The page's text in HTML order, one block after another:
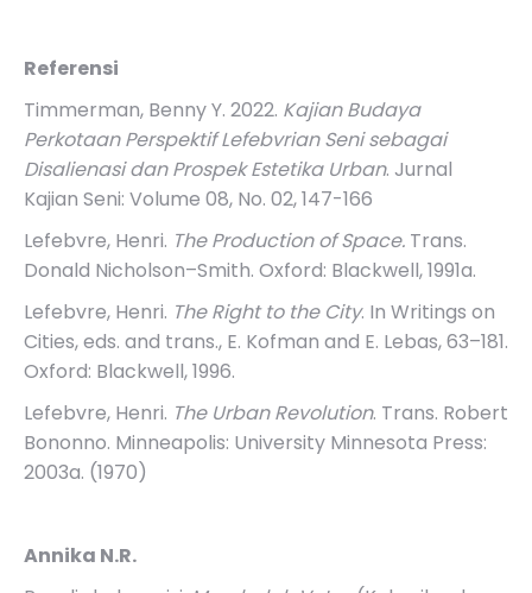
Referensi
Timmerman, Benny Y. 2022. Kajian Budaya
Perkotaan Perspektif Lefebvrian Seni sebagai
Disalienasi dan Prospek Estetika Urban. Jurnal
Kajian Seni: Volume 08, No. 02, 147-166
Lefebvre, Henri. The Production of Space. Trans.
Donald Nicholson–Smith. Oxford: Blackwell, 1991a.
Lefebvre, Henri. The Right to the City. In Writings on
Cities, eds. and trans., E. Kofman and E. Lebas, 63–181.
Oxford: Blackwell, 1996.
Lefebvre, Henri. The Urban Revolution. Trans. Robert
Bononno. Minneapolis: University Minnesota Press:
2003a. (1970)
Annika N.R.